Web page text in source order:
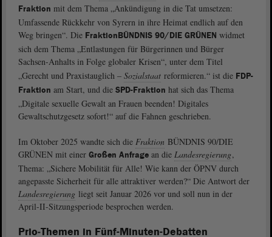
Fraktion mit dem Thema „Ankündigung in die Tat umsetzen:
Umfassende Rückkehr von Syrern in ihre Heimat endlich auf den
Weg bringen“. Die FraktionBÜNDNIS 90/DIE GRÜNEN widmet
sich dem Thema „Entlastungen für Bürgerinnen und Bürger
Sachsen-Anhalts in Folge globaler Krisen“, unter dem Titel
„Gerecht und Praxistauglich ‒ Sozialstaat reformieren.“ ist die FDP-
Fraktion am Start, und die SPD-Fraktion hat sich das Thema
„Digitale sexuelle Gewalt an Frauen beenden! Digitales
Gewaltschutzgesetz sofort!“ auf die Fahnen geschrieben.
Im Oktober 2025 wandte sich die Fraktion BÜNDNIS 90/DIE
GRÜNEN mit einer Großen Anfrage an die Landesregierung,
Thema: „Sichere Mobilität für Alle! Wie kann der ÖPNV durch
angepasste Sicherheit für alle attraktiver werden?“ Die Antwort der
Landesregierung liegt seit Januar 2026 vor und soll nun in der
April-II-Sitzungsperiode besprochen werden.
Prio‒Themen in Fünf-Minuten-Debatten